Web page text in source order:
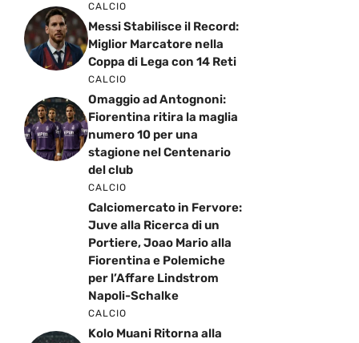
CALCIO
Messi Stabilisce il Record:
Miglior Marcatore nella
Coppa di Lega con 14 Reti
CALCIO
Omaggio ad Antognoni:
Fiorentina ritira la maglia
numero 10 per una
stagione nel Centenario
del club
CALCIO
Calciomercato in Fervore:
Juve alla Ricerca di un
Portiere, Joao Mario alla
Fiorentina e Polemiche
per l’Affare Lindstrom
Napoli-Schalke
CALCIO
Kolo Muani Ritorna alla